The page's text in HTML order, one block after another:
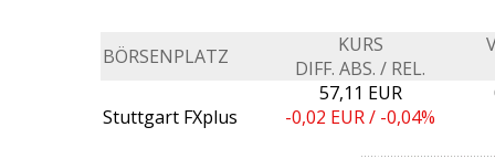
BÖRSENPLATZ
KURS
DIFF. ABS. / REL.
Stuttgart FXplus
57,11 EUR
-0,02 EUR / -0,04%